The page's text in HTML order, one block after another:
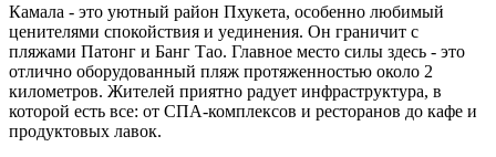
Камала - это уютный район Пхукета, особенно любимый
ценителями спокойствия и уединения. Он граничит с
пляжами Патонг и Банг Тао. Главное место силы здесь - это
отлично оборудованный пляж протяженностью около 2
километров. Жителей приятно радует инфраструктура, в
которой есть все: от СПА-комплексов и ресторанов до кафе и
продуктовых лавок.